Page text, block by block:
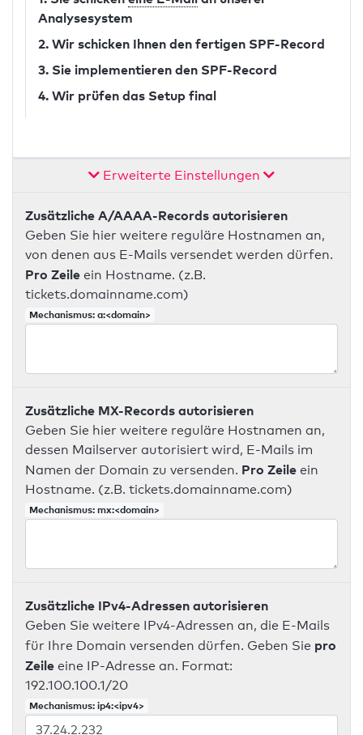
Analysesystem
2. Wir schicken Ihnen den fertigen SPF-Record
3. Sie implementieren den SPF-Record
4. Wir prüfen das Setup final
Erweiterte Einstellungen
Zusätzliche A/AAAA-Records autorisieren
Geben Sie hier weitere reguläre Hostnamen an,
von denen aus E-Mails versendet werden dürfen.
Pro Zeile ein Hostname. (z.B.
tickets.domainname.com)
Mechanismus: a:<domain>
Zusätzliche MX-Records autorisieren
Geben Sie hier weitere reguläre Hostnamen an,
dessen Mailserver autorisiert wird, E-Mails im
Namen der Domain zu versenden. Pro Zeile ein
Hostname. (z.B. tickets.domainname.com)
Mechanismus: mx:<domain>
Zusätzliche IPv4-Adressen autorisieren
Geben Sie weitere IPv4-Adressen an, die E-Mails
für Ihre Domain versenden dürfen. Geben Sie pro
Zeile eine IP-Adresse an. Format:
192.100.100.1/20
Mechanismus: ip4:<ipv4>